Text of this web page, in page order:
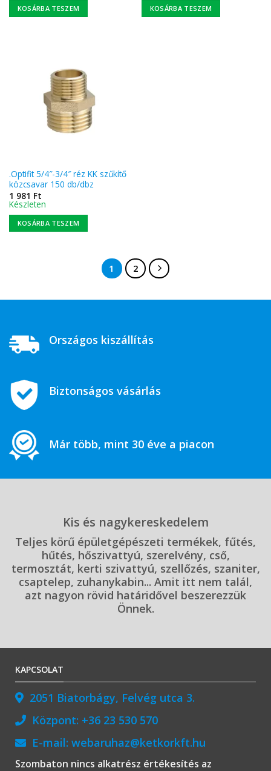
KOSÁRBA TESZEM KOSÁRBA TESZEM
.Optifit 5/4″-3/4″ réz KK szűkítő
közcsavar 150 db/dbz
1 981 Ft
Készleten
KOSÁRBA TESZEM
1 2
Országos kiszállítás
Biztonságos vásárlás
Már több, mint 30 éve a piacon
Kis és nagykereskedelem
Teljes körű épületgépészeti termékek, fűtés,
hűtés, hőszivattyú, szerelvény, cső,
termosztát, kerti szivattyú, szellőzés, szaniter,
csaptelep, zuhanykabin... Amit itt nem talál,
azt nagyon rövid határidővel beszerezzük
Önnek.
KAPCSOLAT
2051 Biatorbágy, Felvég utca 3.
Központ: +36 23 530 570
E-mail: webaruhaz@ketkorkft.hu
Szombaton nincs alkatrész értékesítés az